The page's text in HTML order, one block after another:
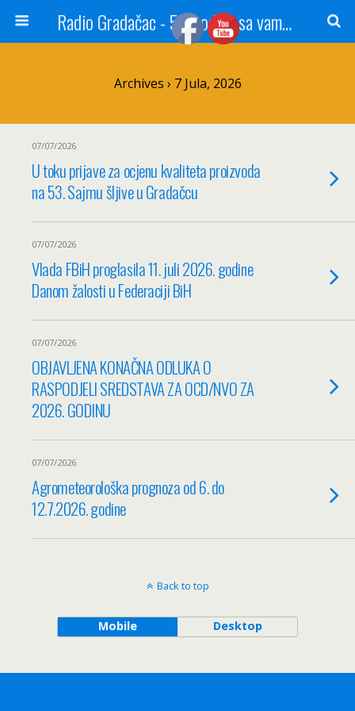
Radio Gradačac - 56 godina sa vama...
Archives › 7 Jula, 2026
07/07/2026
U toku prijave za ocjenu kvaliteta proizvoda
na 53. Sajmu šljive u Gradačcu
07/07/2026
Vlada FBiH proglasila 11. juli 2026. godine
Danom žalosti u Federaciji BiH
07/07/2026
OBJAVLJENA KONAČNA ODLUKA O
RASPODJELI SREDSTAVA ZA OCD/NVO ZA
2026. GODINU
07/07/2026
Agrometeorološka prognoza od 6. do
12.7.2026. godine
Back to top
Mobile Desktop